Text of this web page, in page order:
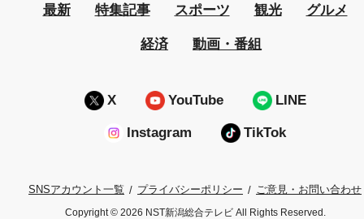
最新 特集記事 スポーツ 観光 グルメ
経済 動画・番組
X YouTube LINE
Instagram TikTok
SNSアカウント一覧 プライバシーポリシー ご意見・お問い合わせ
Copyright © 2026 NST新潟総合テレビ All Rights Reserved.